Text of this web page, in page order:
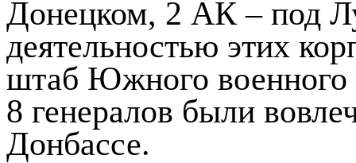
Донецком, 2 АК – под
деятельностью этих
штаб Южного военного
8 генералов были
Донбассе.